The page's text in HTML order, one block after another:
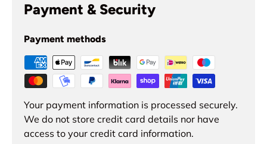
Payment & Security
Payment methods
Your payment information is processed securely.
We do not store credit card details nor have
access to your credit card information.